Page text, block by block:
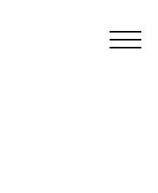
Menü